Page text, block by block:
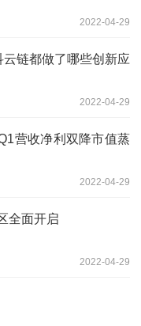
2022-04-29
链都做了哪些创新应
2022-04-29
营收净利双降市值蒸
2022-04-29
全面开启
2022-04-29